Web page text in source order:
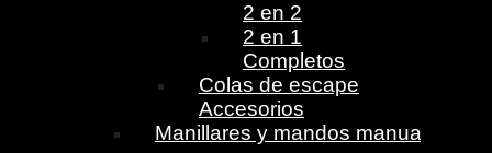
2 en 2
2 en 1
Completos
Colas de escape
Accesorios
Manillares y mandos manuales